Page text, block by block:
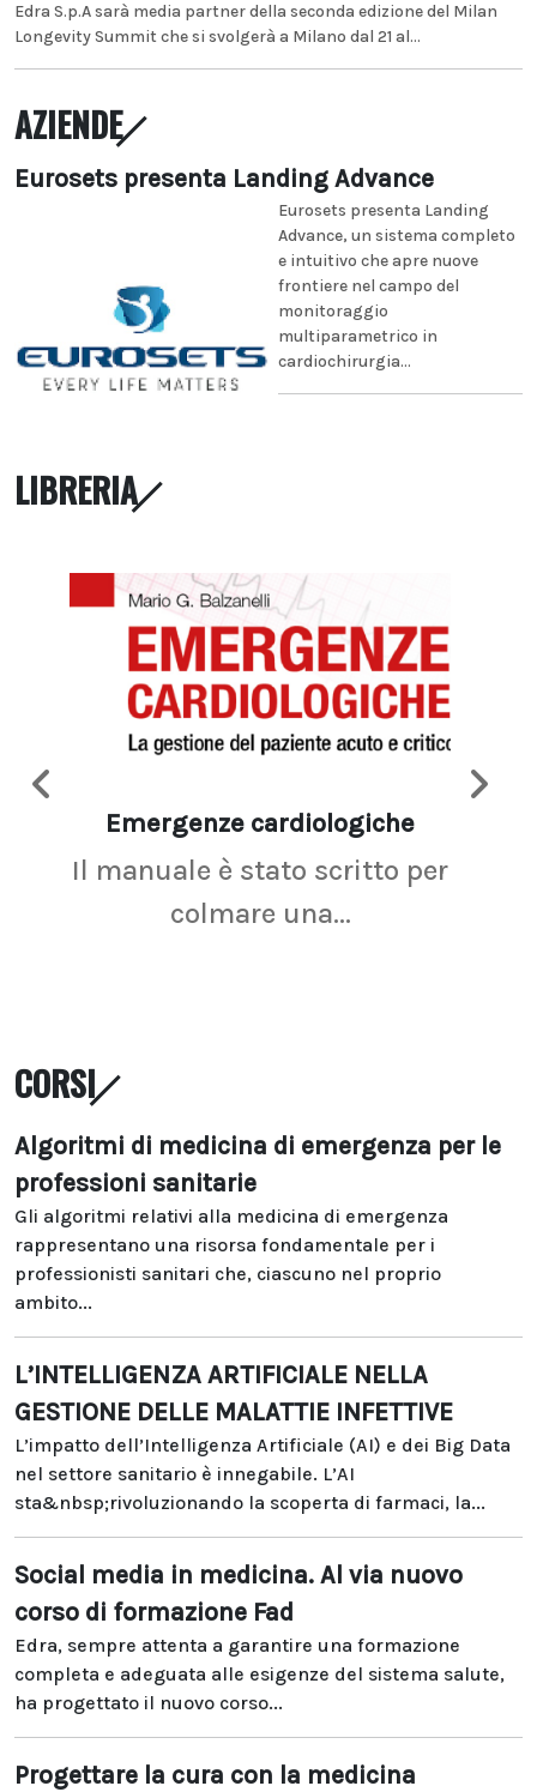
Edra S.p.A sarà media partner della seconda edizione del Milan
Longevity Summit che si svolgerà a Milano dal 21 al...
AZIENDE
Eurosets presenta Landing Advance
Eurosets presenta Landing
Advance, un sistema completo
e intuitivo che apre nuove
frontiere nel campo del
monitoraggio
multiparametrico in
cardiochirurgia...
LIBRERIA
Emergenze cardiologiche
Il manuale è stato scritto per
colmare una...
CORSI
Algoritmi di medicina di emergenza per le
professioni sanitarie
Gli algoritmi relativi alla medicina di emergenza
rappresentano una risorsa fondamentale per i
professionisti sanitari che, ciascuno nel proprio
ambito...
L’INTELLIGENZA ARTIFICIALE NELLA
GESTIONE DELLE MALATTIE INFETTIVE
L’impatto dell’Intelligenza Artificiale (AI) e dei Big Data
nel settore sanitario è innegabile. L’AI
sta&nbsp;rivoluzionando la scoperta di farmaci, la...
Social media in medicina. Al via nuovo
corso di formazione Fad
Edra, sempre attenta a garantire una formazione
completa e adeguata alle esigenze del sistema salute,
ha progettato il nuovo corso...
Progettare la cura con la medicina